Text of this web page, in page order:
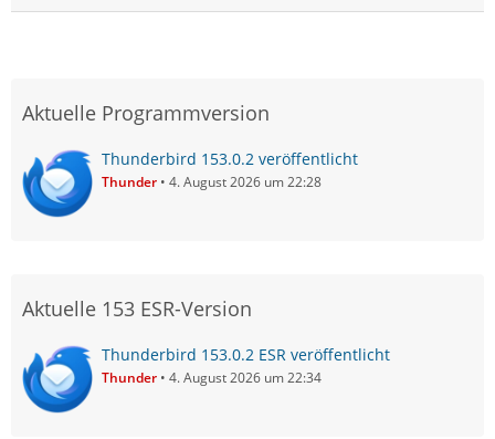
Aktuelle Programmversion
Thunderbird 153.0.2 veröffentlicht
Thunder 4. August 2026 um 22:28
Aktuelle 153 ESR-Version
Thunderbird 153.0.2 ESR veröffentlicht
Thunder 4. August 2026 um 22:34